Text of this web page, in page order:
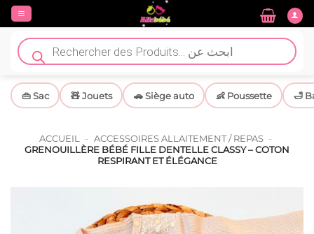
Passer
contenu
Recherche
de
produits
👜 Sac 🧸 Jouets 🚗 Siège auto 👶 Poussette 🛁
ACCUEIL - ACCESSOIRES ALLAITEMENT / REPAS -
GRENOUILLÈRE BÉBÉ FILLE DENTELLE CLASSY – COTON
RESPIRANT ET ÉLÉGANCE